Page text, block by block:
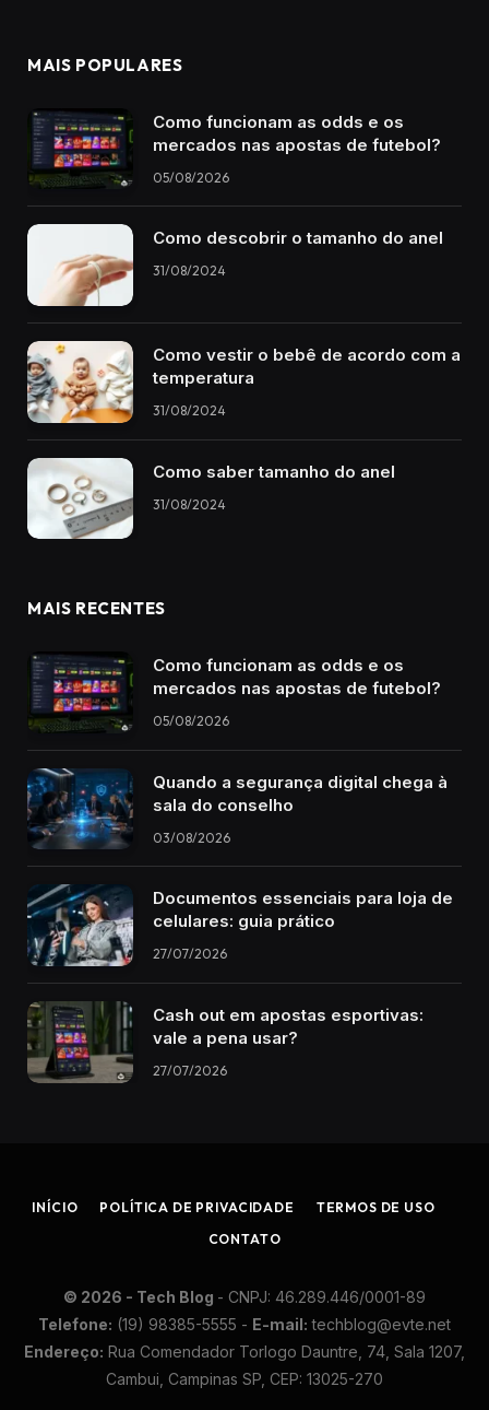
MAIS POPULARES
Como funcionam as odds e os
mercados nas apostas de futebol?
05/08/2026
Como descobrir o tamanho do anel
31/08/2024
Como vestir o bebê de acordo com a
temperatura
31/08/2024
Como saber tamanho do anel
31/08/2024
MAIS RECENTES
Como funcionam as odds e os
mercados nas apostas de futebol?
05/08/2026
Quando a segurança digital chega à
sala do conselho
03/08/2026
Documentos essenciais para loja de
celulares: guia prático
27/07/2026
Cash out em apostas esportivas:
vale a pena usar?
27/07/2026
INÍCIO POLÍTICA DE PRIVACIDADE
TERMOS DE USO
CONTATO
© 2026 - Tech Blog - CN​PJ: 46.​289.​446/​0001-​89
Te​lefone: (19) 98​385-​5555 - E-​mail: techblog@​ev​te.​net
En​der​eço: Rua Co​men​dador Tor​logo Dau​ntre, 74, Sa​la 12​07,
Cam​bui, Cam​pinas SP, C​EP: 13​025-​270